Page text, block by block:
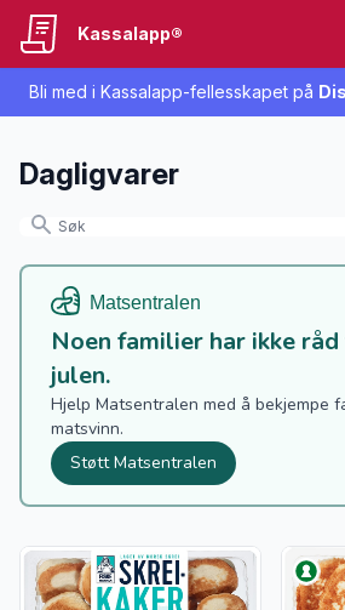
Bli med i Kassalapp-fellesskapet på
Kassalapp®
Dagligvarer
Noen familier har ikke
julen.
Hjelp Matsentralen med å bekjempe
matsvinn.
Støtt Matsentralen
Vis flere detaljer for produktet Vis